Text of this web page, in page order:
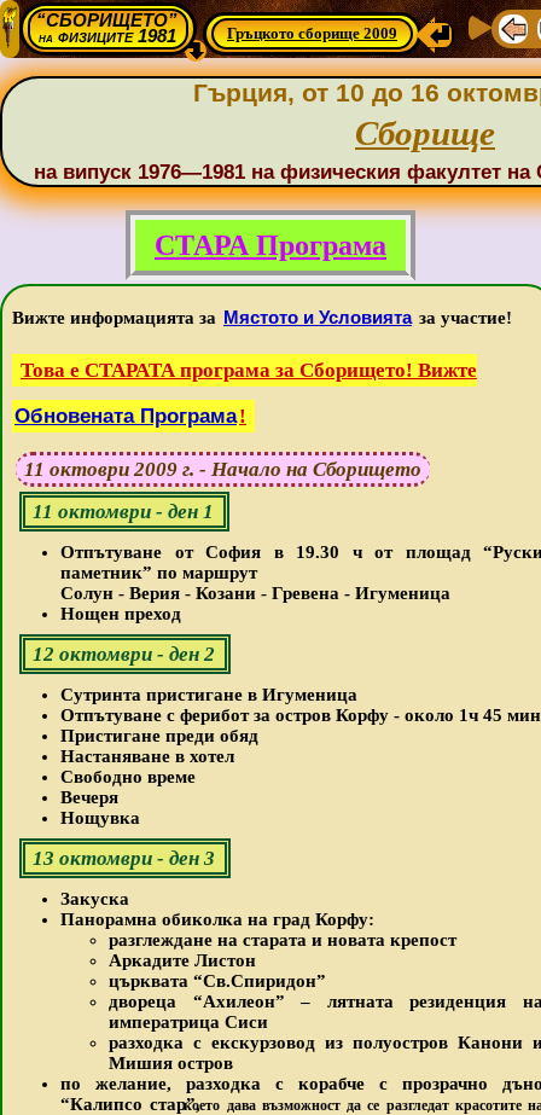
“СБОРИЩЕТО”
нафизиците 1981 Гръцкото сборище 2009
Гърция, от 10 до 16
Сборище
на випуск 1976—1981 на физическия факултет
СТАРА Програма
Вижте информацията за Мястото и Условията за участие!
Това е СТАРАТА програма за Сборището! Вижте
Обновената Програма!
11 октоври 2009 г. - Начало на Сборището
11 октомври - ден 1
Отпътуване от София в 19.30 ч от площад
паметник” по маршрут
Солун - Верия - Козани - Гревена - Игуменица
Нощен преход
12 октомври - ден 2
Сутринта пристигане в Игуменица
Отпътуване с ферибот за остров Корфу - около 1ч 45 мин
Пристигане преди обяд
Настаняване в хотел
Свободно време
Вечеря
Нощувка
13 октомври - ден 3
Закуска
Панорамна обиколка на град Корфу:
разглеждане на старата и новата крепост
Аркадите Листон
църквата “Св.Спиридон”
двореца “Ахилеон” – лятната резиденция
императрица Сиси
разходка с екскурзовод из полуостров Канони
Мишия остров
по желание, разходка с корабче с прозрачно
“Калипсо стар”,което дава възможност да се разгледат красотите